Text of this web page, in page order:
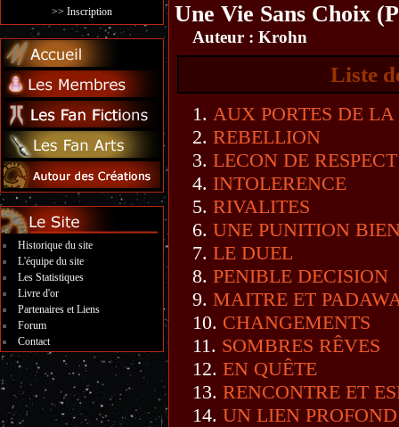
>> Inscription
Historique du site
L'équipe du site
Les Statistiques
Livre d'or
Partenaires et Liens
Forum
Contact
Une Vie Sans Choix
Auteur : Krohn
Liste
AUX PORTES DE
REBELLION
LECON DE RESPECT
INTOLERENCE
RIVALITES
UNE PUNITION
LE DUEL
PENIBLE DECISION
MAITRE ET
CHANGEMENTS
SOMBRES RÊVES
EN QUÊTE
RENCONTRE ET
UN LIEN PROFOND